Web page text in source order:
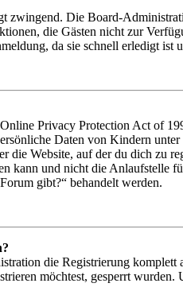
zwingend. Die Board-
die Gästen nicht zur
da sie schnell erledigt ist
Privacy Protection Act of
Daten von Kindern
die Website, auf der du dich zu
kann und nicht die Anlaufstelle
gibt?“ behandelt werden.
die Registrierung komplett
möchtest, gesperrt